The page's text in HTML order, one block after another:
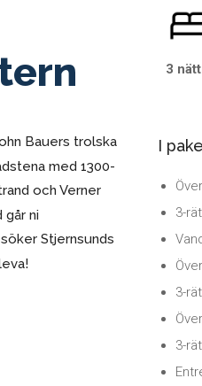
Bauers trolska
med 1300-
och Verner
går ni
Stjernsunds
3
I
3-
3-
3-